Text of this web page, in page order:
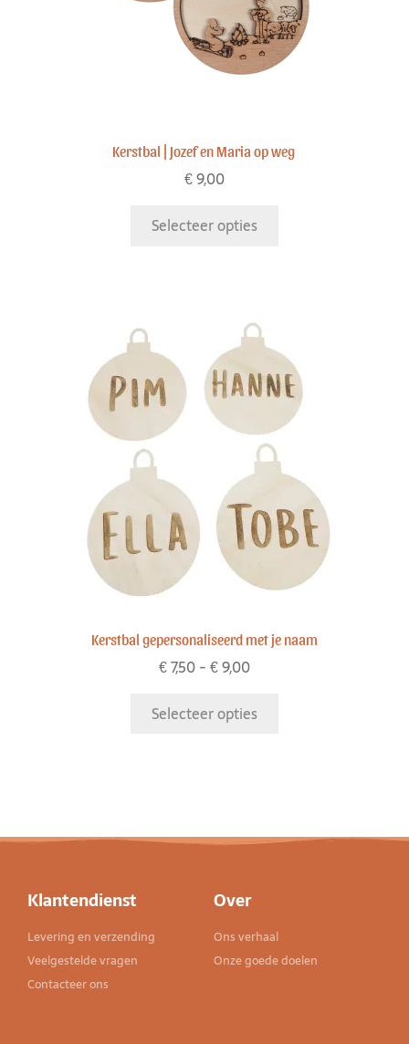
Kerstbal | Jozef en Maria op weg
€9,00
Selecteer opties
Kerstbal gepersonaliseerd met je naam
€7,50-€9,00
Selecteer opties
Klantendienst
Levering en verzending
Veelgestelde vragen
Contacteer ons
Over
Ons verhaal
Onze goede doelen